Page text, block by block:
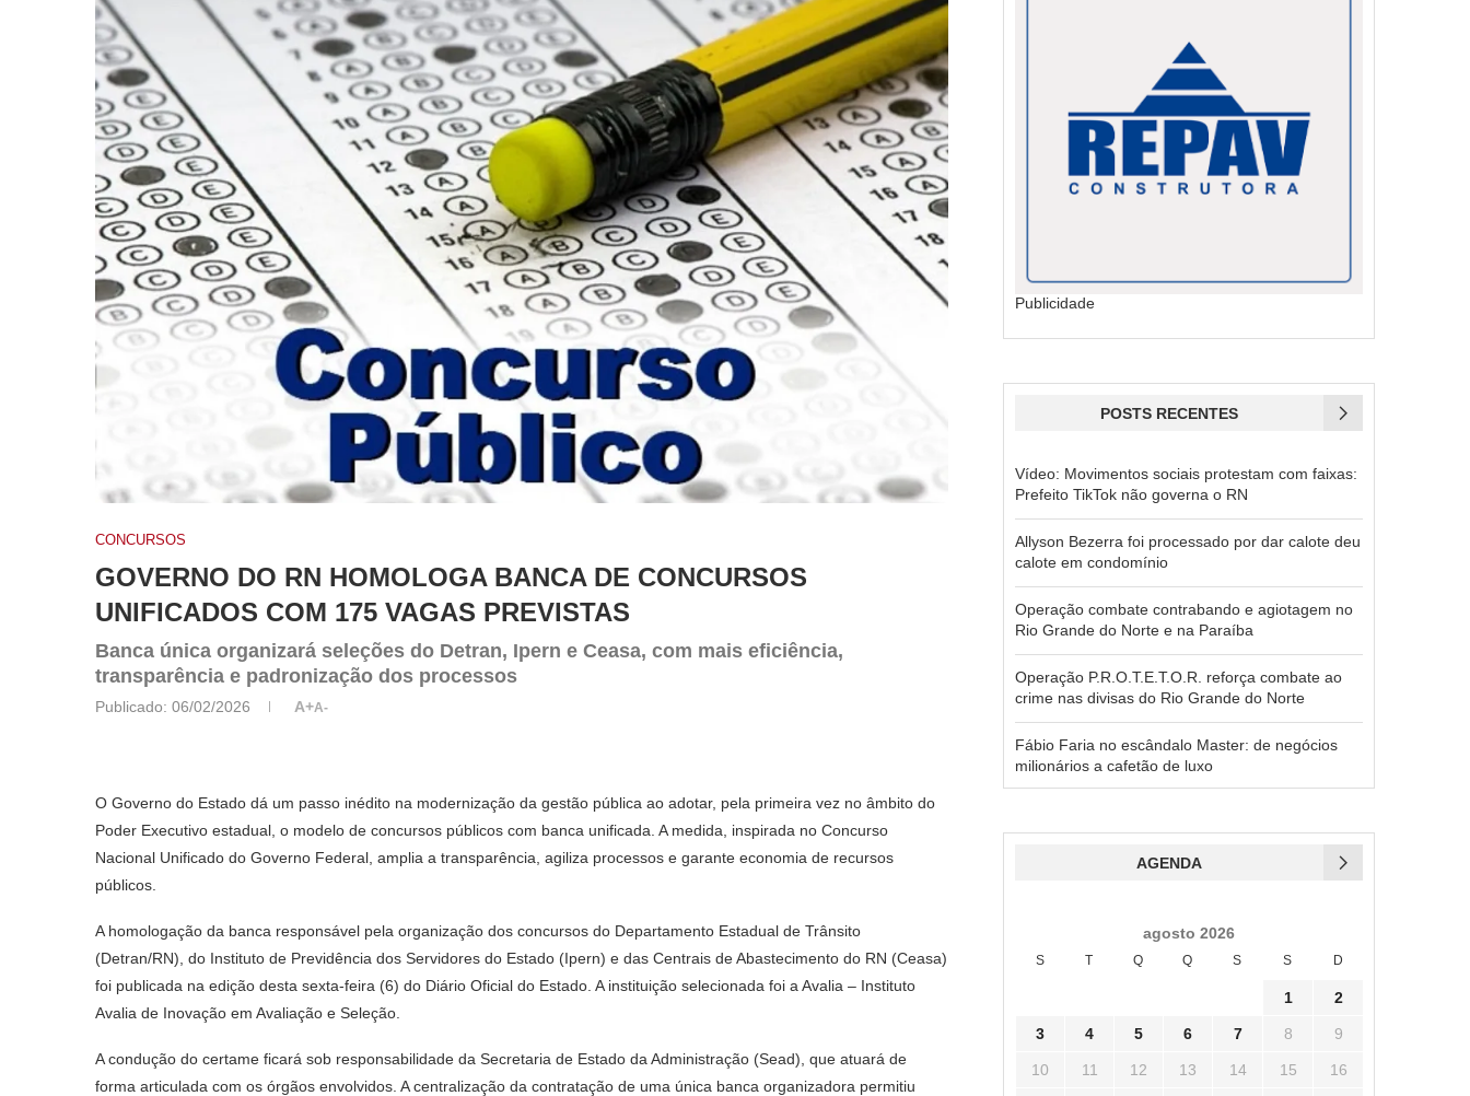
CONCURSOS
GOVERNO DO RN HOMOLOGA BANCA DE CONCURSOS
UNIFICADOS COM 175 VAGAS PREVISTAS
Banca única organizará seleções do Detran, Ipern e Ceasa, com mais eficiência,
transparência e padronização dos processos
Publicado: 06/02/2026 A+A-
O Governo do Estado dá um passo inédito na modernização da gestão pública ao adotar, pela primeira vez no âmbito do
Poder Executivo estadual, o modelo de concursos públicos com banca unificada. A medida, inspirada no Concurso
Nacional Unificado do Governo Federal, amplia a transparência, agiliza processos e garante economia de recursos
públicos.
A homologação da banca responsável pela organização dos concursos do Departamento Estadual de Trânsito
(Detran/RN), do Instituto de Previdência dos Servidores do Estado (Ipern) e das Centrais de Abastecimento do RN (Ceasa)
foi publicada na edição desta sexta-feira (6) do Diário Oficial do Estado. A instituição selecionada foi a Avalia – Instituto
Avalia de Inovação em Avaliação e Seleção.
A condução do certame ficará sob responsabilidade da Secretaria de Estado da Administração (Sead), que atuará de
forma articulada com os órgãos envolvidos. A centralização da contratação de uma única banca organizadora permitiu
Publicidade
POSTS RECENTES
Vídeo: Movimentos sociais protestam com faixas:
Prefeito TikTok não governa o RN
Allyson Bezerra foi processado por dar calote deu
calote em condomínio
Operação combate contrabando e agiotagem no
Rio Grande do Norte e na Paraíba
Operação P.R.O.T.E.T.O.R. reforça combate ao
crime nas divisas do Rio Grande do Norte
Fábio Faria no escândalo Master: de negócios
milionários a cafetão de luxo
AGENDA
agosto 2026
S T Q Q S S D
1 2
3 4 5 6 7 8 9
10 11 12 13 14 15 16